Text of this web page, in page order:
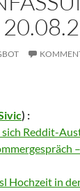
) :
Reddit-
Hochzeit in